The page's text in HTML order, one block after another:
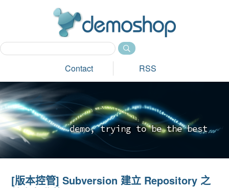
Contact RSS
demo, tryi ng to be the best_
[版本控管] Subversion 建立 Repository 之